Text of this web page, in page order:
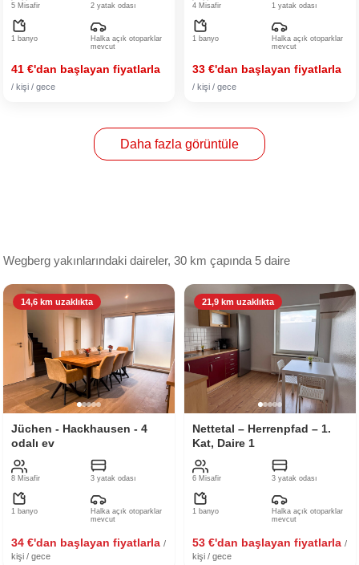
5 Misafir 2 yatak odası
1 banyo
Halka açık otoparklar
mevcut
41 €'dan başlayan fiyatlarla
/ kişi / gece
4 Misafir 1 yatak odası
1 banyo
Halka açık otoparklar
mevcut
33 €'dan başlayan fiyatlarla
/ kişi / gece
Daha fazla görüntüle
Wegberg yakınlarındaki daireler, 30 km çapında 5 daire
14,6 km uzaklıkta
Jüchen - Hackhausen - 4
odalı ev
8 Misafir 3 yatak odası
1 banyo
Halka açık otoparklar
mevcut
34 €'dan başlayan fiyatlarla /
kişi / gece
21,9 km uzaklıkta
Nettetal – Herrenpfad – 1.
Kat, Daire 1
6 Misafir 3 yatak odası
1 banyo
Halka açık otoparklar
mevcut
53 €'dan başlayan fiyatlarla /
kişi / gece